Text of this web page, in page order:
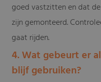
goed vastzitten en dat
zijn gemonteerd.
gaat rijden.
4. Wat gebeurt er
blijf gebruiken?